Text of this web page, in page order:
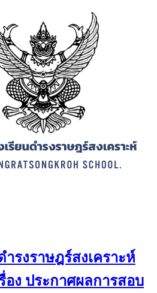
ำรงราษฎร์สงเคราะห์
อง ประกาศผลการสอบ